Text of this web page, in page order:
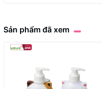
Sản phẩm đã xem